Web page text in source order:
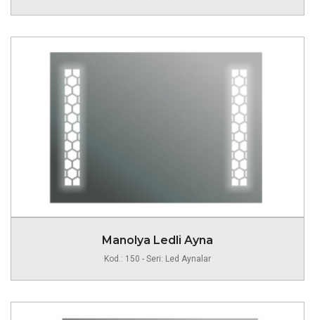
Manolya Ledli Ayna
Kod.: 150 - Seri: Led Aynalar